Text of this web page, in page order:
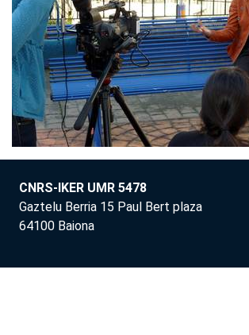
CNRS-IKER UMR 5478
Gaztelu Berria 15 Paul Bert plaza
64100 Baiona